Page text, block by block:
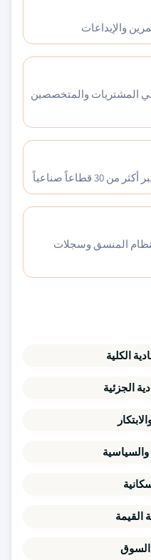
والإيداعات
المشتريات والمتخصصين
المنسق وسجلات
الكلية
الجزئية
والسياسية
القيمة
السوق